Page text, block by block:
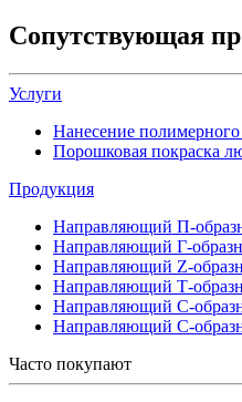
Сопутствующая
Услуги
Нанесение
Порошковая покраска
Продукция
Направляющий П-
Направляющий Г-
Направляющий Z-
Направляющий Т-
Направляющий С-
Направляющий С-
Часто покупают